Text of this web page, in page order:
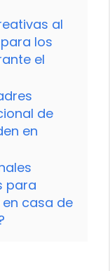
al
los
el
de
en
para
casa de